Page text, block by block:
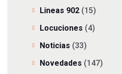
Lineas 902 (15)
Locuciones (4)
Noticias (33)
Novedades (147)